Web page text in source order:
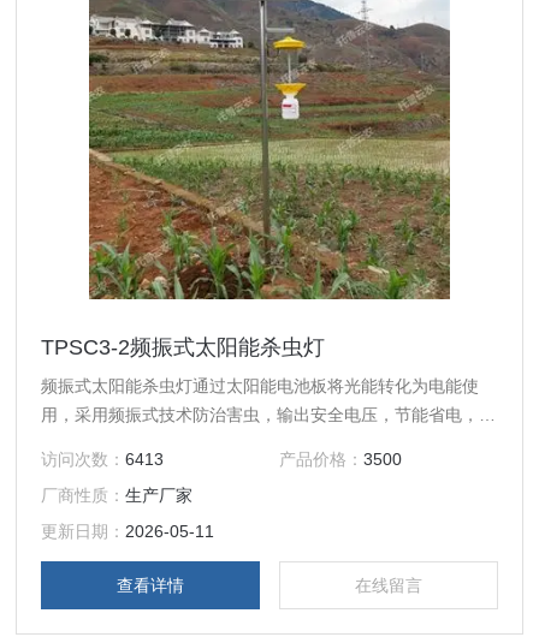
TPSC3-2频振式太阳能杀虫灯
频振式太阳能杀虫灯通过太阳能电池板将光能转化为电能使
用，采用频振式技术防治害虫，输出安全电压，节能省电，成
虫的地区，提供了优良的防治工具。
访问次数：6413 产品价格： 3500
厂商性质：生产厂家
更新日期： 2026-05-11
查看详情 在线留言